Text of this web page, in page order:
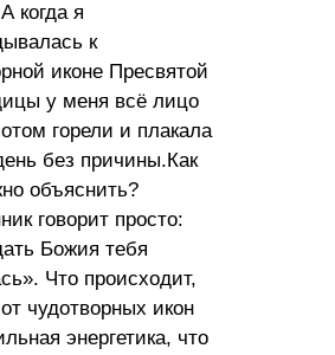
когда я
к
иконе Пресвятой
у меня всё лицо
горели и плакала
без причины.Как
объяснить?
говорит просто:
Божия тебя
Что происходит,
чудотворных икон
энергетика, что